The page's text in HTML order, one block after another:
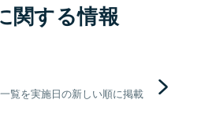
関する情報
覧を実施日の新しい順に掲載